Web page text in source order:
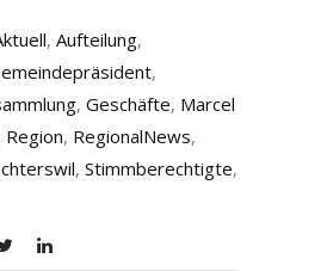
, Aufteilung,
,
, Geschäfte, Marcel
Region, RegionalNews,
, Stimmberechtigte,